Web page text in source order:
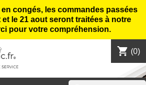
congés, les commandes passées
et le 21 aout seront traitées à notre
pour votre compréhension.
shopping_cart (0)
